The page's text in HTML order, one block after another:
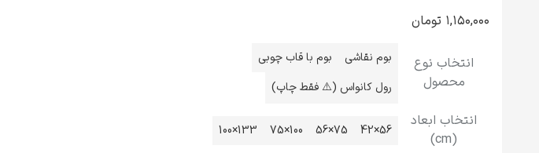
۱,۱۵۰,۰۰۰ تومان
انتخاب نوع
محصول
بوم نقاشی
بوم با قاب چوبی
رول کانواس (⚠️ فقط چاپ)
انتخاب ابعاد
(cm)
56×42
75×56
100×75
133×100